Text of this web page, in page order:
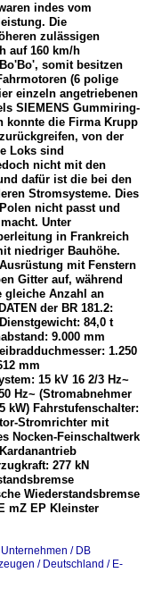
indes vom
Die
zulässigen
auf 160 km/h
somit besitzen
(6 polige
einzeln angetriebenen
SIEMENS Gummiring-
konnte die Firma Krupp
von der
Loks sind
nicht mit den
dafür ist die bei den
Stromsysteme. Dies
nicht passt und
Unter
in Frankreich
niedriger Bauhöhe.
mit Fenstern
Gitter auf, während
gleiche Anzahl an
der BR 181.2:
84,0 t
9.000 mm
1.250
mm
15 kV 16 2/3 Hz~
Hz~ (Stromabnehmer
kW) Fahrstufenschalter:
Stromrichter mit
Nocken-Feinschaltwerk
277 kN
Wiederstandsbremse
mZ EP Kleinster
/ DB
/ Deutschland / E-